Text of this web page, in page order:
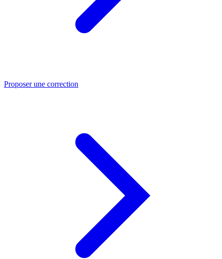
Proposer une correction